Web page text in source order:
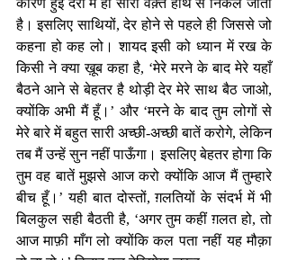
कारण हुई देरी में ही सारा वक़्त हाथ से निकल जाता
है। इसलिए साथियों, देर होने से पहले ही जिससे जो
कहना हो कह लो। शायद इसी को ध्यान में रख के
किसी ने क्या ख़ूब कहा है, ‘मेरे मरने के बाद मेरे यहाँ
बैठने आने से बेहतर है थोड़ी देर मेरे साथ बैठ जाओ,
क्योंकि अभी मैं हूँ।’ और ‘मरने के बाद तुम लोगों से
मेरे बारे में बहुत सारी अच्छी-अच्छी बातें करोगे, लेकिन
तब मैं उन्हें सुन नहीं पाऊँगा। इसलिए बेहतर होगा कि
तुम वह बातें मुझसे आज करो क्योंकि आज मैं तुम्हारे
बीच हूँ।’ यही बात दोस्तों, ग़लतियों के संदर्भ में भी
बिलकुल सही बैठती है, ‘अगर तुम कहीं ग़लत हो, तो
आज माफ़ी माँग लो क्योंकि कल पता नहीं यह मौक़ा